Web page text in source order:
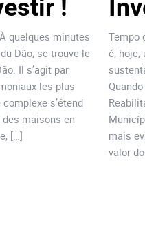
!
quelques minutes
Dão, se trouve le
Il s’agit par
les plus
s’étend
maisons en
[…]
do
Tempo
é,
mais
valor